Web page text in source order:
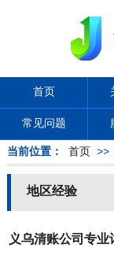
首页
常见问题
当前位置： 首页 >>
地区经验
义乌清账公司专